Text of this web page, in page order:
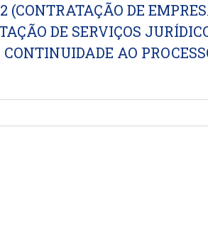
DE
DE SERVIÇOS
AO